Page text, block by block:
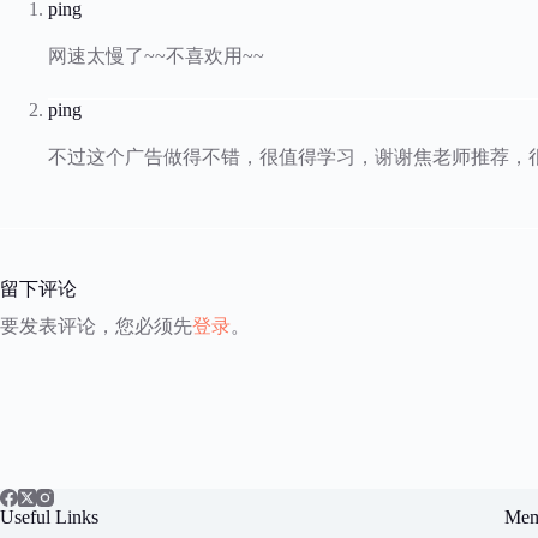
ping
网速太慢了~~不喜欢用~~
ping
不过这个广告做得不错，很值得学习，谢谢焦老师推荐，
留下评论
要发表评论，您必须先登录。
Useful Links